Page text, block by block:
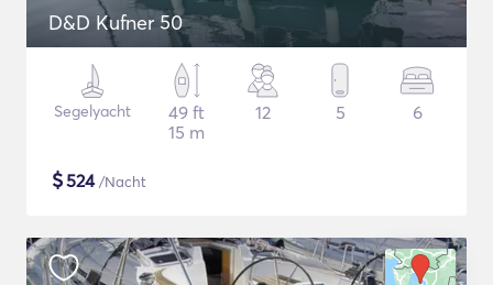
D&D Kufner 50
Segelyacht
49 ft
15 m
12 5 6
$524/Nacht